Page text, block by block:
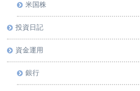
米国株
投資日記
資金運用
銀行